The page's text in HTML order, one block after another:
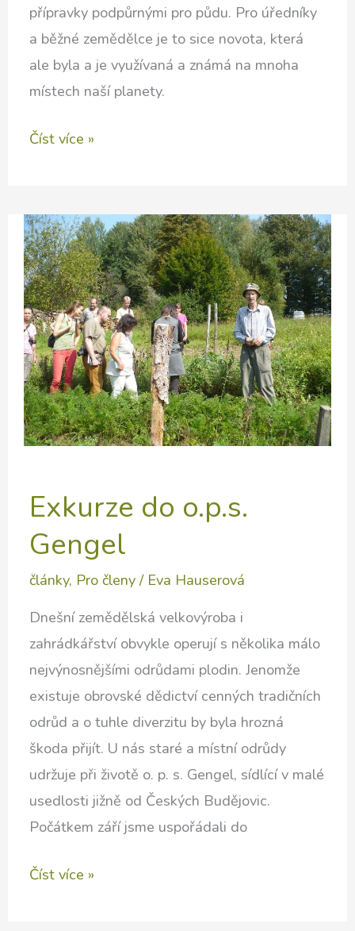
přípravky podpůrnými pro půdu. Pro úředníky
a běžné zemědělce je to sice novota, která
ale byla a je využívaná a známá na mnoha
místech naší planety.
Biouhel,
při
utváření
úrodné
půdy
Číst více »
Exkurze do o.p.s.
Gengel
články, Pro členy / Eva Hauserová
Dnešní zemědělská velkovýroba i
zahrádkářství obvykle operují s několika málo
nejvýnosnějšími odrůdami plodin. Jenomže
existuje obrovské dědictví cenných tradičních
odrůd a o tuhle diverzitu by byla hrozná
škoda přijít. U nás staré a místní odrůdy
udržuje při životě o. p. s. Gengel, sídlící v malé
usedlosti jižně od Českých Budějovic.
Počátkem září jsme uspořádali do
Exkurze
Číst více »